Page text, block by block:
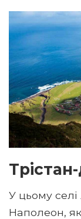
У цьому
Наполеон,